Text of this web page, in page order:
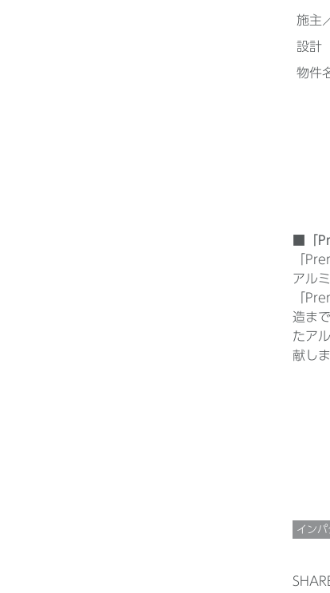
施主
設計
物件
■「
「
アル
「
造ま
たア
献しま
インパ